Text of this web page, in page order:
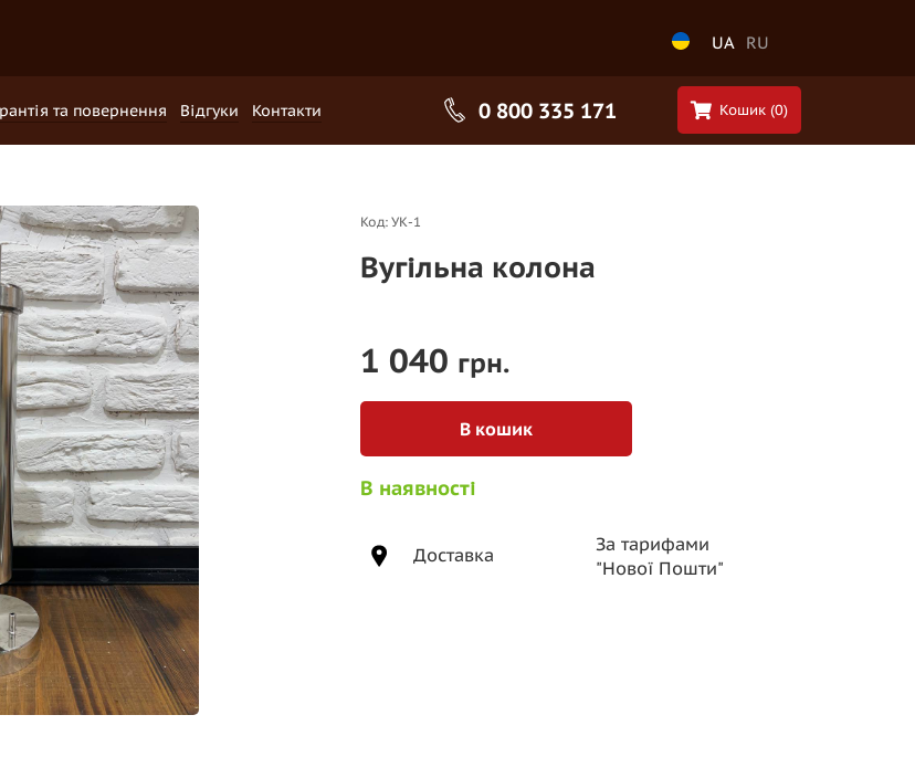
UA RU
та повернення Відгуки Контакти 0 800 335 171 Кошик (0)
Код: УК-1
Вугільна колона
1 040 грн.
В кошик
В наявності
Доставка
За тарифами
"Нової Пошти"